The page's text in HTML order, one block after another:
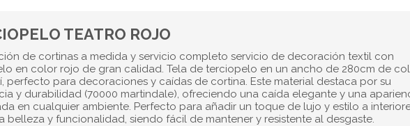
TEATRO ROJO
de cortinas a medida y servicio completo servicio de decoración textil con
en color rojo de gran calidad. Tela de terciopelo en un ancho de 280cm de
perfecto para decoraciones y caídas de cortina. Este material destaca por su
y durabilidad (70000 martindale), ofreciendo una caída elegante y una
en cualquier ambiente. Perfecto para añadir un toque de lujo y estilo a
belleza y funcionalidad, siendo fácil de mantener y resistente al desgaste.